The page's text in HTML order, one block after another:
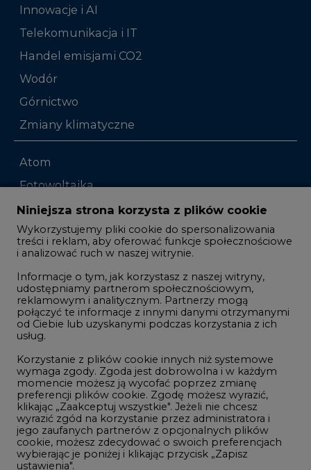
Innowacje i AI
Telekomunikacja i IT
Handel emisjami CO2
Wodór
Górnictwo
Zmiany klimatyczne
Atom
Fotowoltaika
Offshore wind
Magazyny energii
Zielone samorządy
Zielona gospodarka
REDAKCJA@CIRE.PL REKLAMA@CIRE.PL
Niniejsza strona korzysta z plików cookie
Wykorzystujemy pliki cookie do spersonalizowania
treści i reklam, aby oferować funkcje społecznościowe
i analizować ruch w naszej witrynie.
Informacje o tym, jak korzystasz z naszej witryny,
udostępniamy partnerom społecznościowym,
reklamowym i analitycznym. Partnerzy mogą
połączyć te informacje z innymi danymi otrzymanymi
od Ciebie lub uzyskanymi podczas korzystania z ich
usług.
Korzystanie z plików cookie innych niż systemowe
wymaga zgody. Zgoda jest dobrowolna i w każdym
momencie możesz ją wycofać poprzez zmianę
preferencji plików cookie. Zgodę możesz wyrazić,
klikając „Zaakceptuj wszystkie". Jeżeli nie chcesz
wyrazić zgód na korzystanie przez administratora i
jego zaufanych partnerów z opcjonalnych plików
cookie, możesz zdecydować o swoich preferencjach
wybierając je poniżej i klikając przycisk „Zapisz
ustawienia".